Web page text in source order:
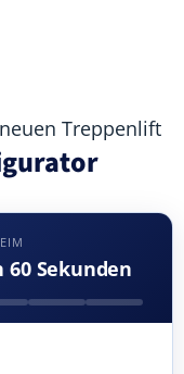
Treppenlift
Sekunden